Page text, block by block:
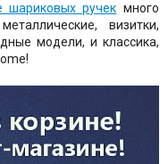
шариковых ручек много
визитки,
модели, и классика,